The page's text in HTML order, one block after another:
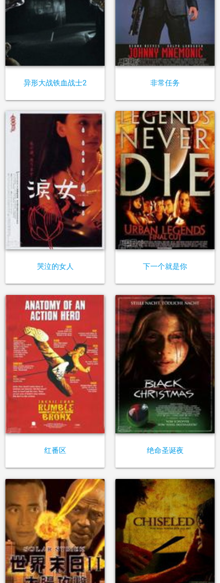
异形大战铁血战士2 非常任务
哭泣的女人 下一个就是你
红番区 绝命圣诞夜